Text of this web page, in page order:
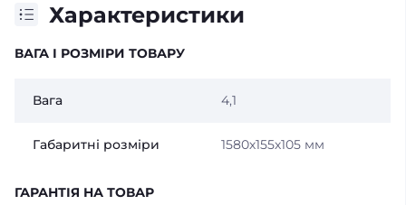
Характеристики
ВАГА І РОЗМІРИ ТОВАРУ
Вага 4,1
Габаритні розміри 1580х155х105 мм
ГАРАНТІЯ НА ТОВАР